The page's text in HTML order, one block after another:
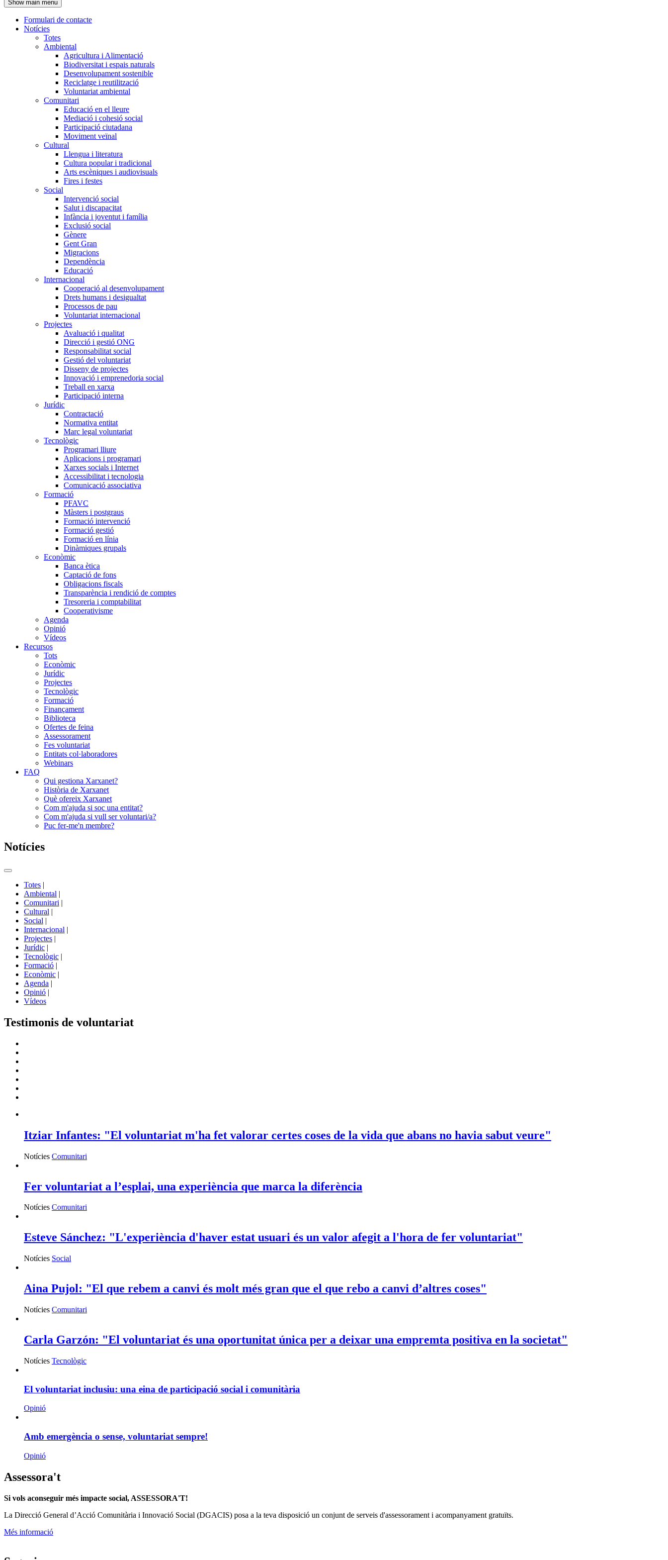
l'encapçalament
Show main menu
Navegació
principal
Formulari de contacte
Notícies
Totes
Ambiental
Agricultura i Alimentació
Biodiversitat i espais naturals
Desenvolupament sostenible
Reciclatge i reutilització
Voluntariat ambiental
Comunitari
Educació en el lleure
Mediació i cohesió social
Participació ciutadana
Moviment veïnal
Cultural
Llengua i literatura
Cultura popular i tradicional
Arts escèniques i audiovisuals
Fires i festes
Social
Intervenció social
Salut i discapacitat
Infància i joventut i família
Exclusió social
Gènere
Gent Gran
Migracions
Dependència
Educació
Internacional
Cooperació al desenvolupament
Drets humans i desigualtat
Processos de pau
Voluntariat internacional
Projectes
Avaluació i qualitat
Direcció i gestió ONG
Responsabilitat social
Gestió del voluntariat
Disseny de projectes
Innovació i emprenedoria social
Treball en xarxa
Participació interna
Jurídic
Contractació
Normativa entitat
Marc legal voluntariat
Tecnològic
Programari lliure
Aplicacions i programari
Xarxes socials i Internet
Accessibilitat i tecnologia
Comunicació associativa
Formació
PFAVC
Màsters i postgraus
Formació intervenció
Formació gestió
Formació en línia
Dinàmiques grupals
Econòmic
Banca ètica
Captació de fons
Obligacions fiscals
Transparència i rendició de comptes
Tresoreria i comptabilitat
Cooperativisme
Agenda
Opinió
Vídeos
Recursos
Tots
Econòmic
Jurídic
Projectes
Tecnològic
Formació
Finançament
Biblioteca
Ofertes de feina
Assessorament
Fes voluntariat
Entitats col·laboradores
Webinars
FAQ
Qui gestiona Xarxanet?
Història de Xarxanet
Què ofereix Xarxanet
Com m'ajuda si soc una entitat?
Com m'ajuda si vull ser voluntari/a?
Puc fer-me'n membre?
Notícies
Commutador
portals
Totes |
Ambiental |
Comunitari |
Cultural |
Social |
Internacional |
Projectes |
Jurídic |
Tecnològic |
Formació |
Econòmic |
Agenda |
Opinió |
Vídeos
Testimonis de voluntariat
Itziar Infantes: "El voluntariat m'ha fet valorar certes coses de la vida que abans no havia sabut veure"
Notícies Comunitari
Fer voluntariat a l’esplai, una experiència que marca la diferència
Notícies Comunitari
Esteve Sánchez: "L'experiència d'haver estat usuari és un valor afegit a l'hora de fer voluntariat"
Notícies Social
Aina Pujol: "El que rebem a canvi és molt més gran que el que rebo a canvi d’altres coses"
Notícies Comunitari
Carla Garzón: "El voluntariat és una oportunitat única per a deixar una empremta positiva en la societat"
Notícies Tecnològic
El voluntariat inclusiu: una eina de participació social i comunitària
Opinió
Amb emergència o sense, voluntariat sempre!
Opinió
Assessora't
Si vols aconseguir més impacte social, ASSESSORA'T!
La Direcció General d’Acció Comunitària i Innovació Social (DGACIS) posa a la teva disposició un conjunt de serveis d'assessorament i acompanyament gratuïts.
Més informació